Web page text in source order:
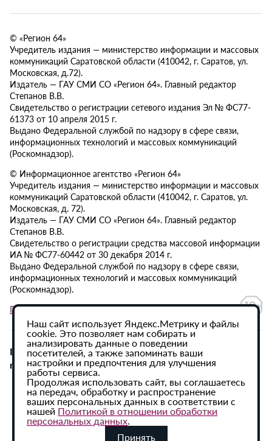
© «Регион 64»
Учредитель издания — министерство информации и массовых
коммуникаций Саратовской области (410042, г. Саратов, ул.
Московская, д.72).
Издатель — ГАУ СМИ СО «Регион 64». Главный редактор
Степанов В.В.
Свидетельство о регистрации сетевого издания Эл № ФС77-
61373 от 10 апреля 2015 г.
Выдано Федеральной службой по надзору в сфере связи,
информационных технологий и массовых коммуникаций
(Роскомнадзор).
© Информационное агентство «Регион 64»
Учредитель издания — министерство информации и массовых
коммуникаций Саратовской области (410042, г. Саратов, ул.
Московская, д. 72).
Издатель — ГАУ СМИ СО «Регион 64». Главный редактор
Степанов В.В.
Свидетельство о регистрации средства массовой информации
ИА № ФС77-60442 от 30 декабря 2014 г.
Выдано Федеральной службой по надзору в сфере связи,
информационных технологий и массовых коммуникаций
(Роскомнадзор).
Политика в отношении обработки персональных данных
При использовании материалов сайта активная
гиперссылка на ИА «Регион 64» обязательна.
Наш сайт использует Яндекс.Метрику и файлы
cookie. Это позволяет нам собирать и
анализировать данные о поведении
посетителей, а также запоминать ваши
настройки и предпочтения для улучшения
работы сервиса.
Продолжая использовать сайт, вы соглашаетесь
на передач, обработку и распространение
ваших персональных данных в соответствии с
нашей Политикой в отношении обработки
персональных данных.
Принять